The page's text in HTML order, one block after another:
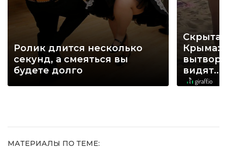
Ролик длится несколько
секунд, а смеяться вы
будете долго
Крыма:
видят...
МАТЕРИАЛЫ ПО ТЕМЕ: